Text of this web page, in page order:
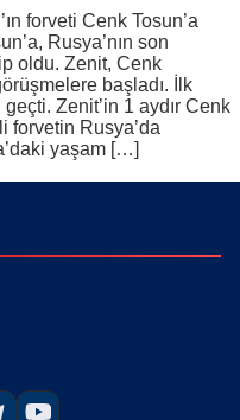
forveti Cenk Tosun’a
Rusya’nın son
oldu. Zenit, Cenk
başladı. İlk
Zenit’in 1 aydır Cenk
forvetin Rusya’da
yaşam […]